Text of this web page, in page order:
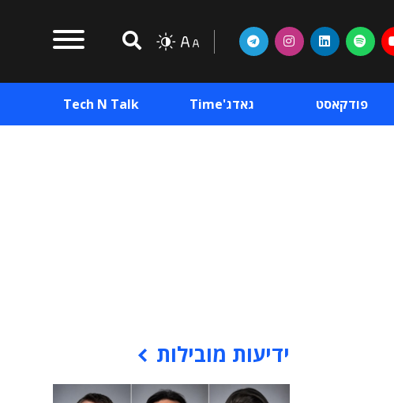
פודקאסט גאדג'Time Tech N Talk
ידיעות מובילות